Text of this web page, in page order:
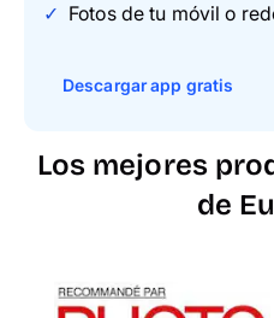
Fotos de tu móvil o
Descargar app gratis
Los mejores
de